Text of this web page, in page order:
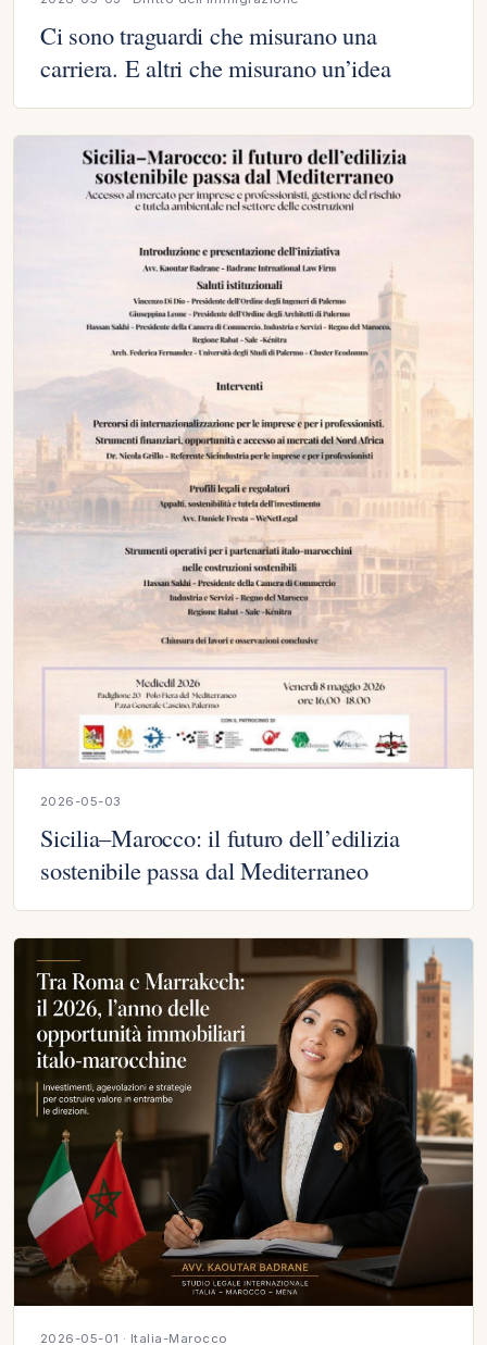
Ci sono traguardi che misurano una
carriera. E altri che misurano un’idea
2026-05-03
Sicilia–Marocco: il futuro dell’edilizia
sostenibile passa dal Mediterraneo
2026-05-01 · Italia-Marocco